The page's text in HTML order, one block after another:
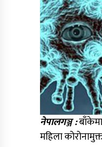
नेपालगञ्ज :
महिला